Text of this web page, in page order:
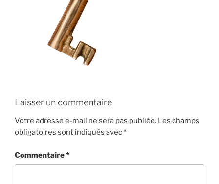
Laisser un commentaire
Votre adresse e-mail ne sera pas publiée. Les champs
obligatoires sont indiqués avec*
Commentaire*